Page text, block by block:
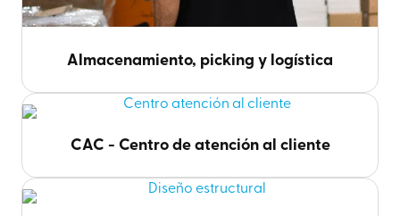
Almacenamiento, picking y logística
CAC - Centro de atención al cliente